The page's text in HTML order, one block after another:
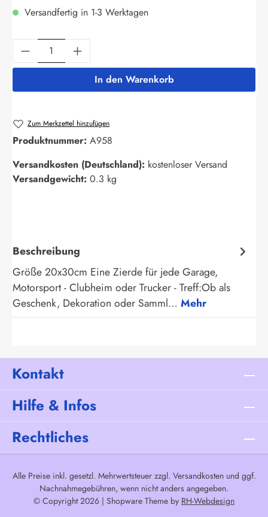
Versandfertig in 1-3 Werktagen
Produkt Anzahl: Gib den gewünschten
In den Warenkorb
Zum Merkzettel hinzufügen
Produktnummer: A958
Versandkosten (Deutschland): kostenloser Versand
Versandgewicht: 0.3 kg
Beschreibung
Größe 20x30cm Eine Zierde für jede Garage,
Motorsport - Clubheim oder Trucker - Treff:Ob als
Geschenk, Dekoration oder Samml… Mehr
Kontakt
Hilfe & Infos
Rechtliches
Alle Preise inkl. gesetzl. Mehrwertsteuer zzgl. Versandkostenund ggf.
Nachnahmegebühren, wenn nicht anders angegeben.
© Copyright 2026 | Shopware Theme by RH-Webdesign